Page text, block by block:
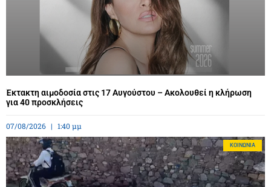
Έκτακτη αιμοδοσία στις 17 Αυγούστου – Ακολουθεί η κλήρωση
για 40 προσκλήσεις
07/08/2026 1:40 μμ
ΚΟΙΝΩΝΊΑ